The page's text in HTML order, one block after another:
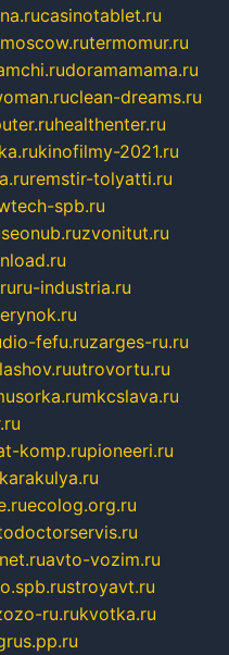
casinotablet.ru
termomur.ru
doramamama.ru
clean-dreams.ru
healthenter.ru
kinofilmy-2021.ru
remstir-tolyatti.ru
spb.ru
seonub.ruzvonitut.ru
ru-industria.ru
erynok.ru
fefu.ruzarges-ru.ru
utrovortu.ru
mkcslava.ru
komp.rupioneeri.ru
ecolog.org.ru
avto-vozim.ru
stroyavt.ru
ru.rukvotka.ru